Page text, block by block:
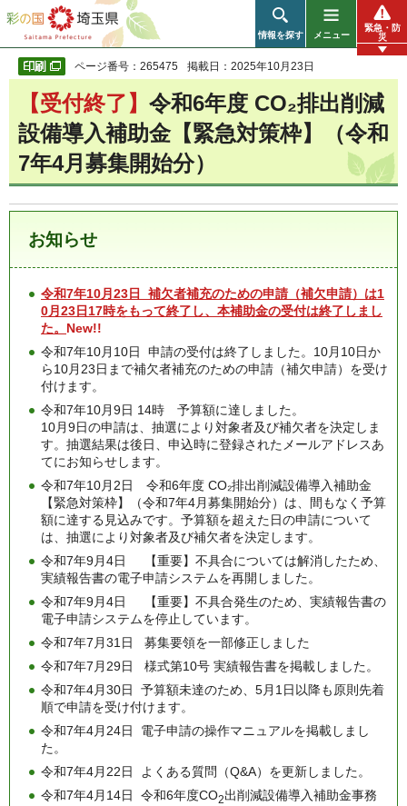
彩の国 埼玉県
情報を探す メニュー
緊急・防
災
ページ番号：265475 掲載日：2025年10月23日
【受付終了】 令和6年度 CO₂排出削減
設備導入補助金【緊急対策枠】（令和
7年4月募集開始分）
お知らせ
令和7年10月23日 補欠者補充のための申請（補欠申請）は1
0月23日17時をもって終了し、本補助金の受付は終了しまし
た。 New!!
令和7年10月10日 申請の受付は終了しました。10月10日か
ら10月23日まで補欠者補充のための申請（補欠申請）を受け
付けます。
令和7年10月9日 14時 予算額に達しました。
10月9日の申請は、抽選により対象者及び補欠者を決定しま
す。抽選結果は後日、申込時に登録されたメールアドレスあ
てにお知らせします。
令和7年10月2日 令和6年度 CO₂排出削減設備導入補助金
【緊急対策枠】（令和7年4月募集開始分）は、間もなく予算
額に達する見込みです。予算額を超えた日の申請について
は、抽選により対象者及び補欠者を決定します。
令和7年9月4日 【重要】不具合については解消したため、
実績報告書の電子申請システムを再開しました。
令和7年9月4日 【重要】不具合発生のため、実績報告書の
電子申請システムを停止しています。
令和7年7月31日 募集要領を一部修正しました
令和7年7月29日 様式第10号 実績報告書を掲載しました。
令和7年4月30日 予算額未達のため、5月1日以降も原則先着
順で申請を受け付けます。
令和7年4月24日 電子申請の操作マニュアルを掲載しまし
た。
令和7年4月22日 よくある質問（Q&A）を更新しました。
令和7年4月14日 令和6年度CO2出削減設備導入補助金事務